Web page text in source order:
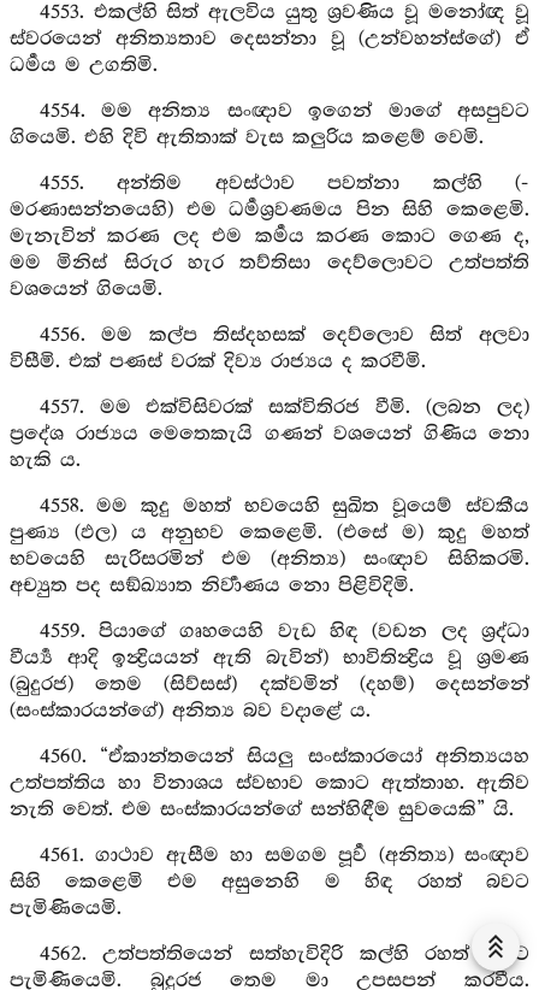
4553. එකල්හි සිත් ඇලවිය යුතු ශ්‍රවණිය වූ මනෝඥ වූ
ස්වරයෙන් අනිත්‍යතාව දෙසන්නා වූ (උන්වහන්ස්ගේ) ඒ
ධර්‍මය ම උගතිමි.
4554. මම අනිත්‍ය සංඥාව ඉගෙන් මාගේ අසපුවට
ගියෙමි. එහි දිවි ඇතිතාක් වැස කලුරිය කළෙම් වෙමි.
4555. අන්තිම අවස්ථාව පවත්නා කල්හි (-
මරණාසන්නයෙහි) එම ධර්‍මශ්‍රවණමය පින සිහි කෙළෙමි.
මැනැවින් කරණ ලද එම කර්‍මය කරණ කොට ගෙණ ද,
මම මිනිස් සිරුර හැර තව්තිසා දෙව්ලොවට උත්පත්ති
වශයෙන් ගියෙමි.
4556. මම කල්ප තිස්දහසක් දෙව්ලොව සිත් අලවා
විසීමි. එක් පණස් වරක් දිව්‍ය රාජ්‍යය ද කරවීමි.
4557. මම එක්විසිවරක් සක්විතිරජ වීමි. (ලබන ලද)
ප්‍රදේශ රාජ්‍යය මෙතෙකැයි ගණන් වශයෙන් ගිණිය නො
හැකි ය.
4558. මම කුදු මහත් භවයෙහි සුඛිත වූයෙම් ස්වකීය
පුණ්‍ය (ඵල) ය අනුභව කෙළෙමි. (එසේ ම) කුදු මහත්
භවයෙහි සැරිසරමින් එම (අනිත්‍ය) සංඥාව සිහිකරමි.
අච්‍යුත පද සඞ්ඛ්‍යාත නිර්‍වාණය නො පිළිවිදිමි.
4559. පියාගේ ගෘහයෙහි වැඩ හිඳ (වඩන ලද ශ්‍රද්ධා
වීර්‍ය්‍ය ආදි ඉන්‍ද්‍රියයන් ඇති බැවින්) භාවිතින්‍ද්‍රිය වූ ශ්‍රමණ
(බුදුරජ) තෙම (සිව්සස්) දක්වමින් (දහම්) දෙසන්නේ
(සංස්කාරයන්ගේ) අනිත්‍ය බව වදාළේ ය.
4560. “ඒකාන්තයෙන් සියලු සංස්කාරයෝ අනිත්‍යයහ
උත්පත්තිය හා විනාශය ස්වභාව කොට ඇත්තාහ. ඇතිව
නැති වෙත්. එම සංස්කාරයන්ගේ සන්හිඳීම සුවයෙකි” යි.
4561. ගාථාව ඇසීම හා සමගම පූර්‍ව (අනිත්‍ය) සංඥාව
සිහි කෙළෙමි එම අසුනෙහි ම හිඳ රහත් බවට
පැමිණියෙමි.
4562. උත්පත්තියෙන් සත්හැවිදිරි කල්හි රහත් බවට
පැමිණියෙමි. බුදුරජ තෙම මා උපසපන් කරවීය.